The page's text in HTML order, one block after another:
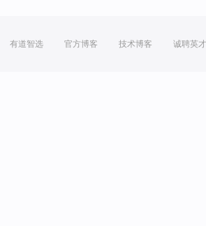
有道智选 官方博客 技术博客 诚聘英才